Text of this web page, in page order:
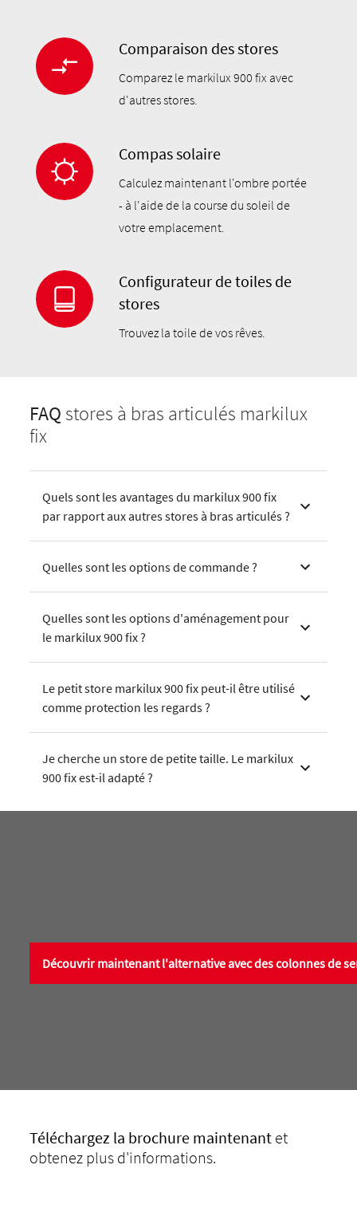
Comparaison des stores
Comparez le markilux 900 fix avec
d'autres stores.
Compas solaire
Calculez maintenant l'ombre portée
- à l'aide de la course du soleil de
votre emplacement.
Configurateur de toiles de
stores
Trouvez la toile de vos rêves.
FAQ stores à bras articulés markilux
fix
Quels sont les avantages du markilux 900 fix
par rapport aux autres stores à bras articulés ?
Quelles sont les options de commande ?
Quelles sont les options d'aménagement pour
le markilux 900 fix ?
Le petit store markilux 900 fix peut-il être utilisé
comme protection les regards ?
Je cherche un store de petite taille. Le markilux
900 fix est-il adapté ?
Découvrir maintenant l'alternative avec des colonnes de
Téléchargez la brochure maintenant et
obtenez plus d'informations.